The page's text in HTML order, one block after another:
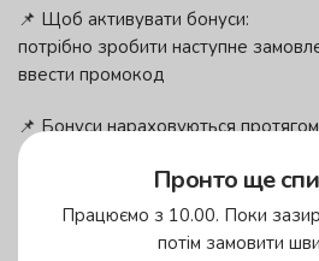
📌 Щоб активувати бонуси:
потрібно зробити наступне
ввести промокод
📌 Бонуси нараховуються
замовлення
❗️ ВАЖЛИВІ УМОВИ:
Пронто ще
Працюємо з 10.00. Поки
потім замовити